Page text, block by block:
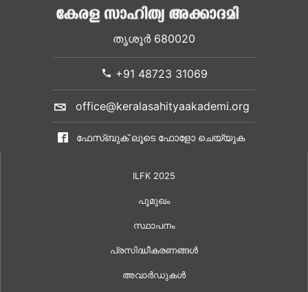
തൃശൂർ 680020
+91 48723 31069
office@keralasahityaakademi.org
ഫേസ്ബുക് ലൂടെ ഫോളോ ചെയ്യുക
ILFK 2025
പൂമുഖം
സ്ഥാപനം
പ്രസിദ്ധീകരണങ്ങൾ
അവാർഡുകൾ